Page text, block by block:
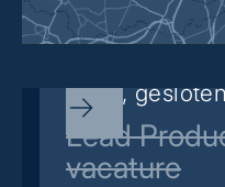
Sorry, gesloten
Lead
vacature